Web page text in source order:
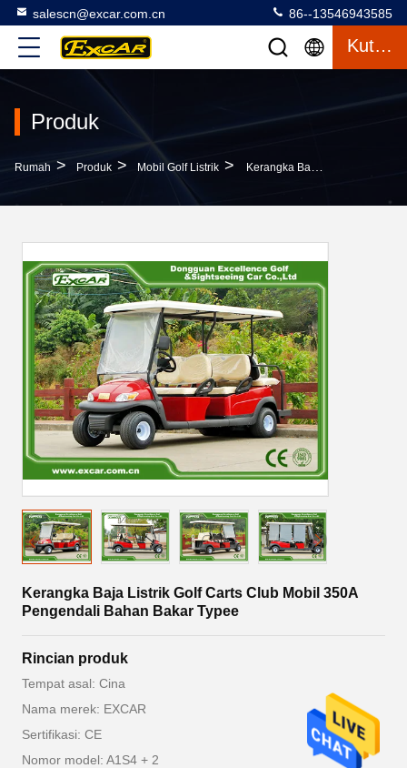
salescn@excar.com.cn 86--13546943585
Kutipan
Produk
Rumah > Produk > Mobil Golf Listrik > Kerangka Baja Listrik Golf Carts Club Mobil 350A Pengendali Bahan Bakar Typee
Kerangka Baja Listrik Golf Carts Club Mobil 350A
Pengendali Bahan Bakar Typee
Rincian produk
Tempat asal: Cina
Nama merek: EXCAR
Sertifikasi: CE
Nomor model: A1S4 + 2